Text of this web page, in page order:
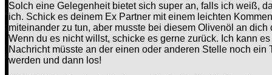
Solch eine Gelegenheit bietet sich super an, falls ich weiß,
ich. Schick es deinem Ex Partner mit einem leichten
miteinander zu tun, aber musste bei diesem Olivenöl an
Wenn du es nicht willst, schicke es gerne zurück. Ich kann
Nachricht müsste an der einen oder anderen Stelle noch
werden und dann los!